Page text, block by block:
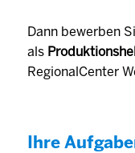
Dann bewerben
als
RegionalCenter
Ihre